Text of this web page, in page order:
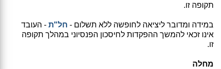
תקופה זו.
במידה ומדובר ליציאה לחופשה ללא תשלום - חל"ת - העובד
אינו זכאי להמשך ההפקדות לחיסכון הפנסיוני במהלך תקופה
זו.
מחלה